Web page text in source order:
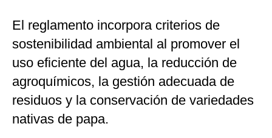
El reglamento incorpora criterios de
sostenibilidad ambiental al promover el
uso eficiente del agua, la reducción de
agroquímicos, la gestión adecuada de
residuos y la conservación de variedades
nativas de papa.